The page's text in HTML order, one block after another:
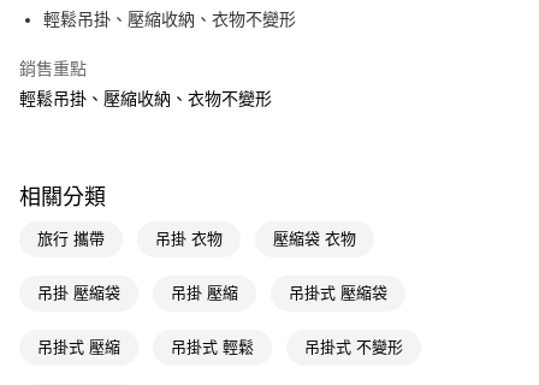
LINE Pay
Apple Pay
街口支付
Google Pay
AFTEE先享後付
【關於「AFTEE先享後付」】
便利好安心！
１．簡單：不需註冊會員、不需綁卡、不需儲值。
輕鬆吊掛、壓縮收納、衣物不變形
銷售重點
輕鬆吊掛、壓縮收納、衣物不變形
相關分類
旅行 攜帶 吊掛 衣物 壓縮袋 衣物
吊掛 壓縮袋 吊掛 壓縮 吊掛式 壓縮袋
吊掛式 壓縮 吊掛式 輕鬆 吊掛式 不變形